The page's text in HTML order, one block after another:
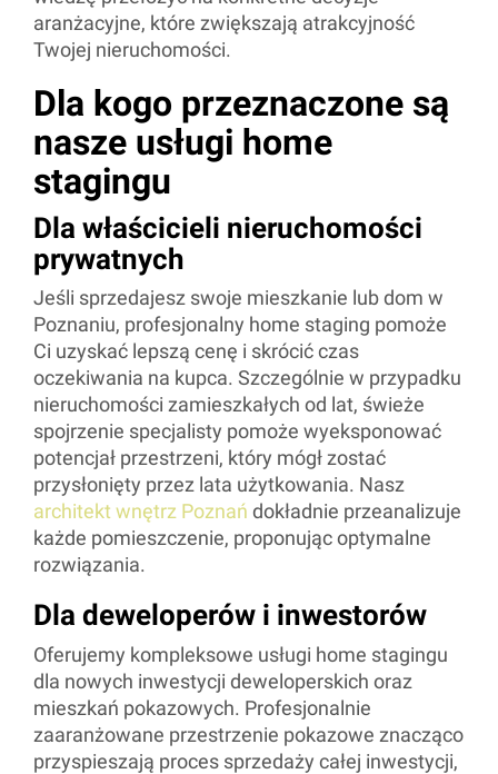
aranżacyjne, które zwiększają atrakcyjność
Twojej nieruchomości.
Dla kogo przeznaczone są
nasze usługi home
stagingu
Dla właścicieli nieruchomości
prywatnych
Jeśli sprzedajesz swoje mieszkanie lub dom w
Poznaniu, profesjonalny home staging pomoże
Ci uzyskać lepszą cenę i skrócić czas
oczekiwania na kupca. Szczególnie w przypadku
nieruchomości zamieszkałych od lat, świeże
spojrzenie specjalisty pomoże wyeksponować
potencjał przestrzeni, który mógł zostać
przysłonięty przez lata użytkowania. Nasz
architekt wnętrz Poznań dokładnie przeanalizuje
każde pomieszczenie, proponując optymalne
rozwiązania.
Dla deweloperów i inwestorów
Oferujemy kompleksowe usługi home stagingu
dla nowych inwestycji deweloperskich oraz
mieszkań pokazowych. Profesjonalnie
zaaranżowane przestrzenie pokazowe znacząco
przyspieszają proces sprzedaży całej inwestycji,